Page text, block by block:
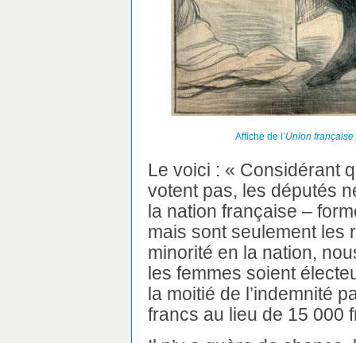
Affiche de l’Union
Le voici : « Considérant
votent pas, les députés
la nation française –
mais sont seulement les
minorité en la nation,
les femmes soient
la moitié de l’indemnité
francs au lieu de 15 000